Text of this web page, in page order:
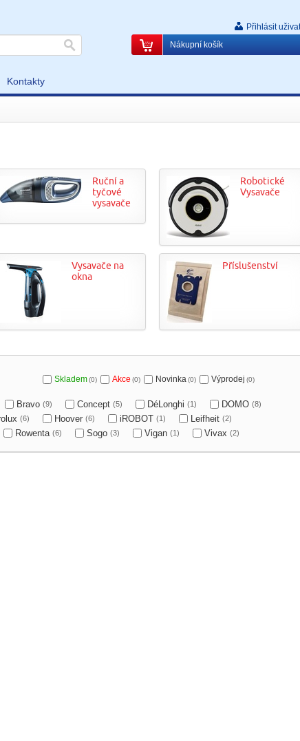
Kontakty
Přihlásit
Nákupní košík
Ruční a
tyčové
vysavače
Robotické
Vysavače
Vysavače na
okna
Příslušenství
Skladem(0) Akce (0) Novinka(0) Výprodej (0)
Bravo (9) Concept (5) DéLonghi (1) DOMO (8)
(6) Hoover (6) iROBOT (1) Leifheit (2)
Rowenta (6) Sogo (3) Vigan (1) Vivax (2)